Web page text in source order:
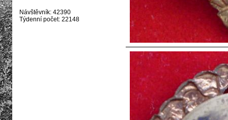
Návštěvník: 42390
Týdenní počet: 22148